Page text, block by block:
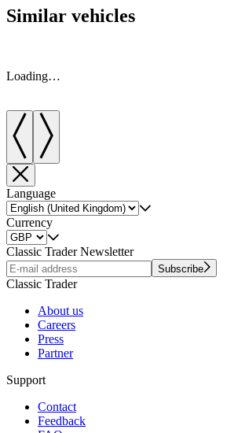
Similar vehicles
Loading…
Language
Currency
Classic Trader Newsletter
Subscribe
Classic Trader
About us
Careers
Press
Partner
Support
Contact
Feedback